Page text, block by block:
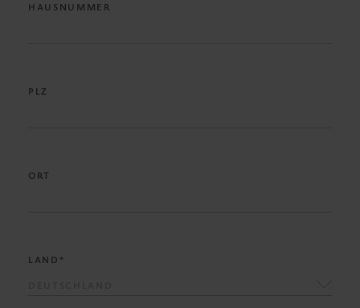
HAUSNUMMER
PLZ
ORT
LAND*